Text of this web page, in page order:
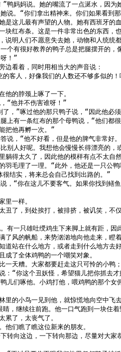
妈妈说。她的嘴流了一点涎水，因为
说。“你们拿出精神来。你们如果看到
是这儿最有声望的人物。她有西班牙的
块红布条。这是一件非常出色的东西，
说明人们不愿意失去她，动物和人统统
个有很好教养的鸭子总是把腿摆开的，
！”
看着，同时用相当大的声音说：
客人，好像我们的人数还不够多似的！
的脖颈上啄了一下。
“他并不伤害谁呀！”
，”啄过他的那只鸭子说，“因此他必
有一条红布的那个母鸭说，“他们都
把他再孵一次。”
，“他不好看，但是他的脾气非常好
别人好呢。我想他会慢慢长得漂亮的，
躺得太久了，因此他的模样有点不太自
羽毛理了一理。“此外，他还是一只公
结实，将来总会自己找到出路的。”
“你在这儿不要客气。如果你找到鳝
一样。
了，到处挨打，被排挤，被讥笑，不
一只雄吐绶鸡生下来脚上就有距，因
了风的帆船，来势汹汹地向他走来，瞪
道站在什么地方，或者走到什么地方去
成了全体鸡鸭的一个嘲笑对象。
天糟。大家都要赶走这只可怜的小鸭
：“你这个丑妖怪，希望猫儿把你抓去
儿们啄他。小鸡打他，喂鸡鸭的那个女
的小鸟一见到他，就惊慌地向空中飞
，继续往前跑。他一口气跑到一块住
累了，太丧气了。
们瞧了瞧这位新来的朋友。
向这边，一下转向那边，尽量对大家